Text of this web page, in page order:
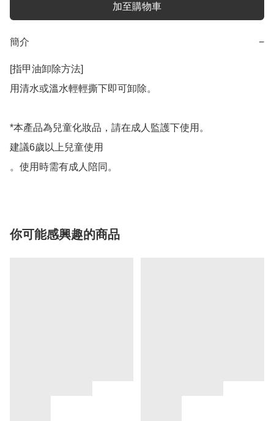
加至購物車
簡介 −
[指甲油卸除方法]
用清水或溫水輕輕撕下即可卸除。
*本產品為兒童化妝品，請在成人監護下使用。
建議6歲以上兒童使用
。使用時需有成人陪同。
你可能感興趣的商品